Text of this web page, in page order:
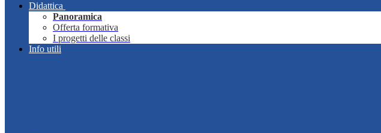
Didattica
Panoramica
Offerta formativa
I progetti delle classi
Info utili